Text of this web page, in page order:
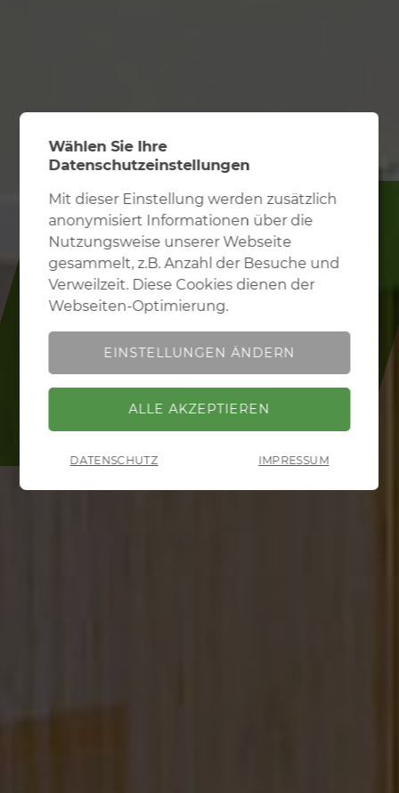
REFERENZOBJEKT NR. 3
Eine Symbiose von Licht
und Glas
Wählen Sie Ihre
Datenschutzeinstellungen
Erforderlich Diese Einstellung wird benötigt, um
Ihnen grundlegende Funktionen während der
Nutzung der Webseite zur Verfügung zu stellen.
Performance Mit dieser Einstellung werden
Nutzungsweise unserer Webseite gesammelt, z.B.
Anzahl der Besuche und Verweilzeit. Diese Cookies
Mit dieser Einstellung werden zusätzlich
anonymisiert Informationen über die
Nutzungsweise unserer Webseite
gesammelt, z.B. Anzahl der Besuche und
Verweilzeit. Diese Cookies dienen der
Webseiten-Optimierung.
EINSTELLUNGEN ÄNDERN
DATENSCHUTZ IMPRESSUM